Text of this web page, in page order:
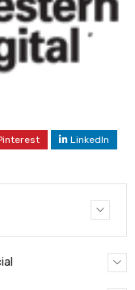
LinkedIn